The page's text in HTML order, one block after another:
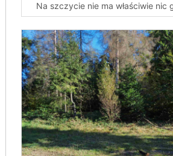
Na szczycie nie ma właściwie nic